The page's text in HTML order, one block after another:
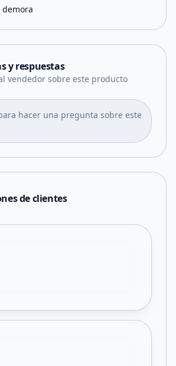
demora
y respuestas
vendedor sobre este producto
hacer una pregunta sobre este
de clientes